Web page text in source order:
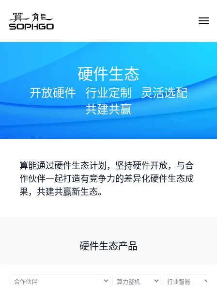
硬件生态
开放硬件 行业定制
灵活选配
共建共赢
算能通过硬件生态计划，坚持硬件开放，与合
作伙伴一起打造有竞争力的差异化硬件生态成
果，共建共赢新生态。
硬件生态产品